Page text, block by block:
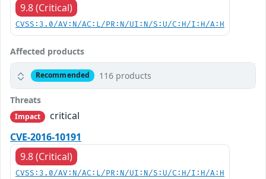
9.8 (Critical)
CVSS:3.0/AV:N/AC:L/PR:N/UI:N/S:U/C:H/I:H/A:H
Affected products
Recommended 116 products
Threats
Impact
critical
CVE-2016-10191
9.8 (Critical)
CVSS:3.0/AV:N/AC:L/PR:N/UI:N/S:U/C:H/I:H/A:H